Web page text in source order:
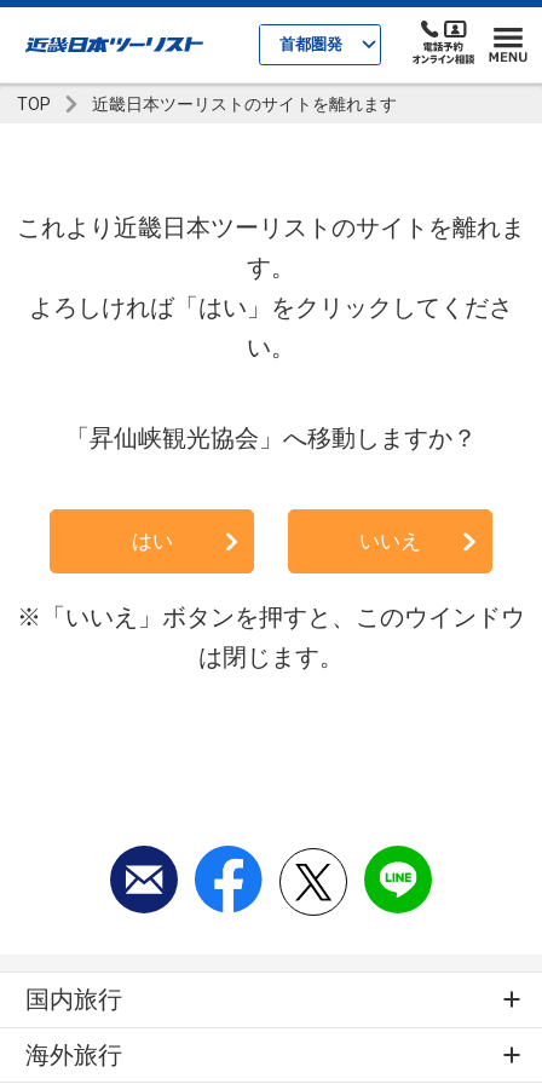
首都圏発
TOP 近畿日本ツーリストのサイトを離れます
これより近畿日本ツーリストのサイトを離れま
す。
よろしければ「はい」をクリックしてくださ
い。
「昇仙峡観光協会」へ移動しますか？
はい いいえ
※「いいえ」ボタンを押すと、このウインドウ
は閉じます。
国内旅行
海外旅行